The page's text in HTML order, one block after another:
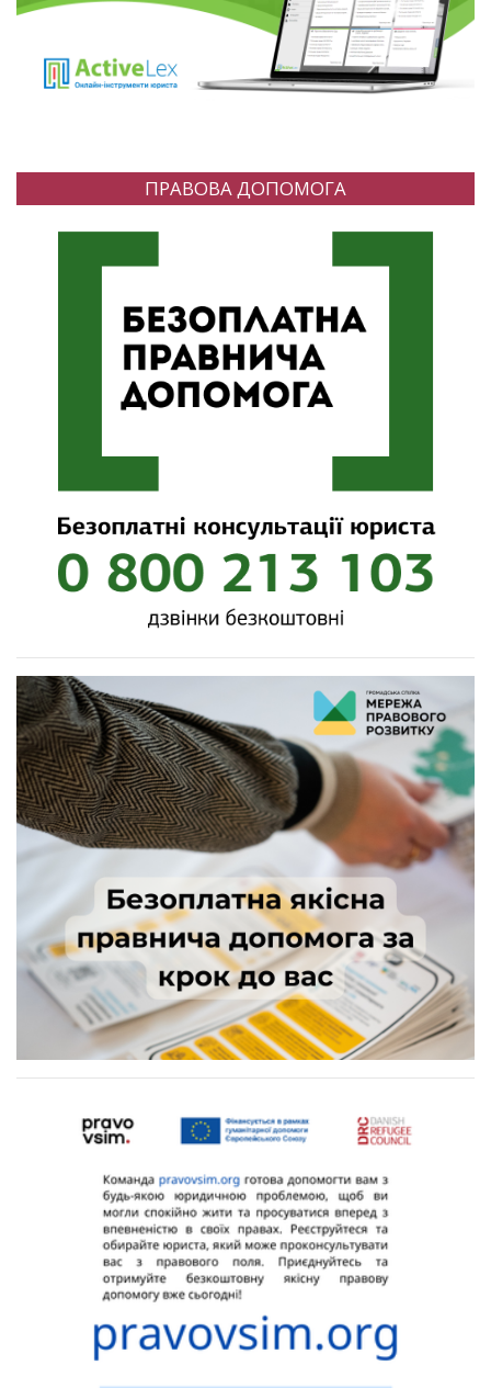
ПРАВОВА ДОПОМОГА